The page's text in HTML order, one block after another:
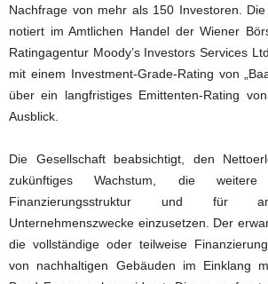
Nachfrage von mehr als 150 Investoren.
notiert im Amtlichen Handel der Wiener
Ratingagentur Moody’s Investors Services
mit einem Investment-Grade-Rating von
über ein langfristiges Emittenten-Rating
Ausblick.
Die Gesellschaft beabsichtigt, den
zukünftiges Wachstum, die
Finanzierungsstruktur und für
Unternehmenszwecke einzusetzen. Der
die vollständige oder teilweise
von nachhaltigen Gebäuden im Einklang